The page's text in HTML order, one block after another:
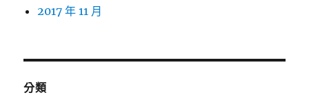
2017 年 11 月
分類